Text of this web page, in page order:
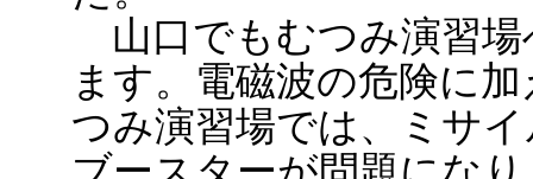
山口でもむつみ演習場
ます。電磁波の危険に
つみ演習場では、ミサ